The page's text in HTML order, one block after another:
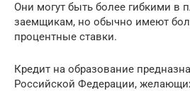
Они могут быть более гибкими в
заемщикам, но обычно имеют
процентные ставки.
Кредит на образование
Российской Федерации,